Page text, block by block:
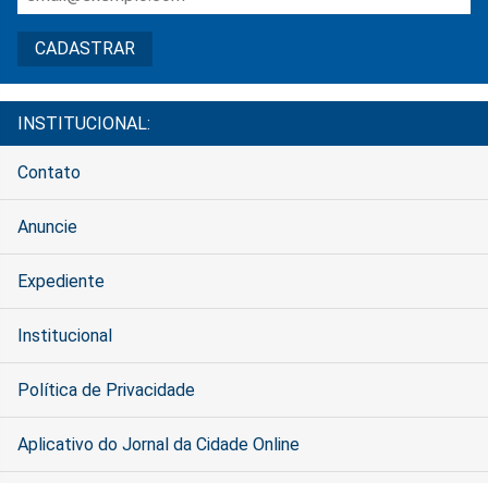
INSTITUCIONAL:
Contato
Anuncie
Expediente
Institucional
Política de Privacidade
Aplicativo do Jornal da Cidade Online